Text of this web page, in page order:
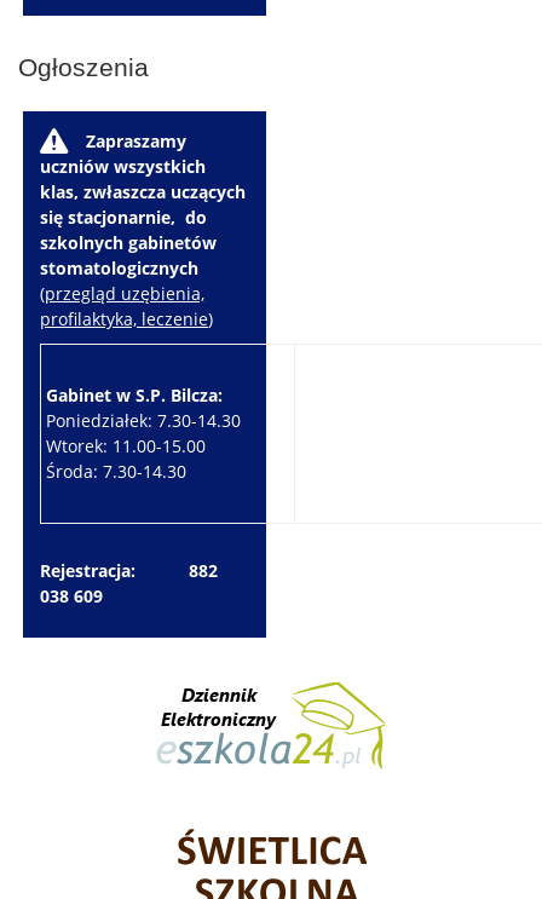
Ogłoszenia
W
Zapraszamy
uczniów wszystkich
klas, zwłaszcza uczących
się stacjonarnie, do
szkolnych gabinetów
stomatologicznych
(przegląd uzębienia,
profilaktyka, leczenie)
Gabinet w S.P. Bilcza:
Poniedziałek: 7.30-14.30
Wtorek: 11.00-15.00
Środa: 7.30-14.30
Rejestracja: 882
038 609